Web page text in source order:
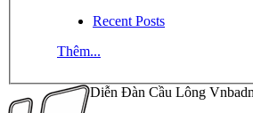
Recent Posts
Thêm...
Diễn Đàn Cầu Lông